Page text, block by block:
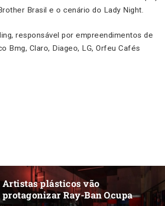
Brasil e o cenário do Lady Night.
responsável por empreendimentos de
Bmg, Claro, Diageo, LG, Orfeu Cafés
Artistas plásticos vão
protagonizar Ray-Ban Ocupa